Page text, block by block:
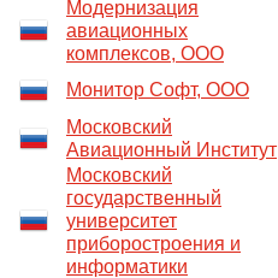
Модернизация
авиационных
комплексов, ООО
Монитор Софт, ООО
Московский
Авиационный Институт
Московский
государственный
университет
приборостроения и
информатики